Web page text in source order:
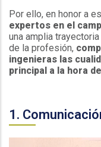
Por ello, en honor a
expertos en el
una amplia
de la profesión,
ingenieras las
principal a la hora
1.